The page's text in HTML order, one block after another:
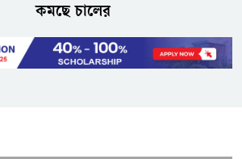
কমছে চালের